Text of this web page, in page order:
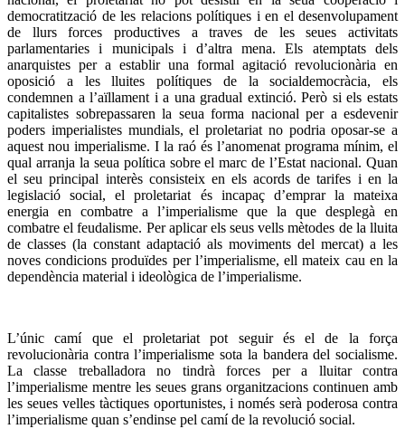
democratització de les relacions polítiques i en el desenvolupament
de llurs forces productives a traves de les seues activitats
parlamentaries i municipals i d’altra mena. Els atemptats dels
anarquistes per a establir una formal agitació revolucionària en
oposició a les lluites polítiques de la socialdemocràcia, els
condemnen a l’aïllament i a una gradual extinció. Però si els estats
capitalistes sobrepassaren la seua forma nacional per a esdevenir
poders imperialistes mundials, el proletariat no podria oposar-se a
aquest nou imperialisme. I la raó és l’anomenat programa mínim, el
qual arranja la seua política sobre el marc de l’Estat nacional. Quan
el seu principal interès consisteix en els acords de tarifes i en la
legislació social, el proletariat és incapaç d’emprar la mateixa
energia en combatre a l’imperialisme que la que desplegà en
combatre el feudalisme. Per aplicar els seus vells mètodes de la lluita
de classes (la constant adaptació als moviments del mercat) a les
noves condicions produïdes per l’imperialisme, ell mateix cau en la
dependència material i ideològica de l’imperialisme.
L’únic camí que el proletariat pot seguir és el de la força
revolucionària contra l’imperialisme sota la bandera del socialisme.
La classe treballadora no tindrà forces per a lluitar contra
l’imperialisme mentre les seues grans organitzacions continuen amb
les seues velles tàctiques oportunistes, i només serà poderosa contra
l’imperialisme quan s’endinse pel camí de la revolució social.